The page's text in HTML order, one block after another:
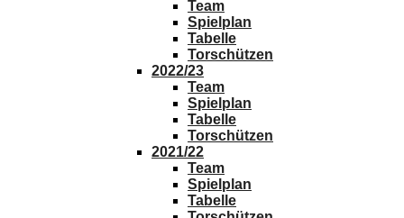
Team
Spielplan
Tabelle
Torschützen
2022/23
Team
Spielplan
Tabelle
Torschützen
2021/22
Team
Spielplan
Tabelle